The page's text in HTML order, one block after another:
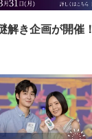
き企画が開催！